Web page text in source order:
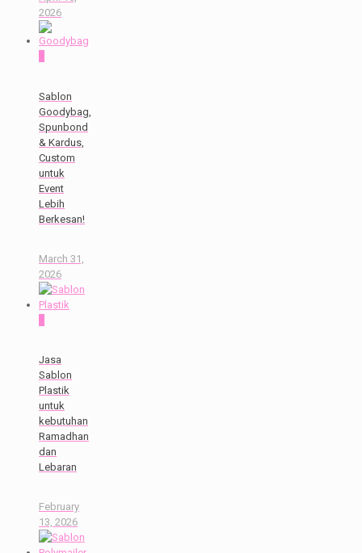
2026
Sablon
Goodybag,
Spunbond
& Kardus,
Custom
untuk
Event
Lebih
Berkesan!
March 31,
2026
Jasa
Sablon
Plastik
untuk
kebutuhan
Ramadhan
dan
Lebaran
February
13, 2026